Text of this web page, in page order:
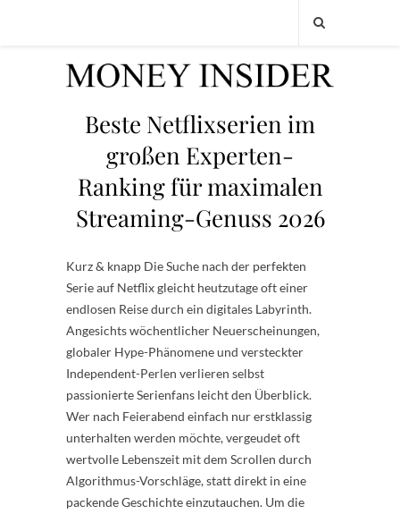
Beste Netflixserien im
großen Experten-
Ranking für maximalen
Streaming-Genuss 2026
Kurz & knapp Die Suche nach der perfekten
Serie auf Netflix gleicht heutzutage oft einer
endlosen Reise durch ein digitales Labyrinth.
Angesichts wöchentlicher Neuerscheinungen,
globaler Hype-Phänomene und versteckter
Independent-Perlen verlieren selbst
passionierte Serienfans leicht den Überblick.
Wer nach Feierabend einfach nur erstklassig
unterhalten werden möchte, vergeudet oft
wertvolle Lebenszeit mit dem Scrollen durch
Algorithmus-Vorschläge, statt direkt in eine
packende Geschichte einzutauchen. Um die